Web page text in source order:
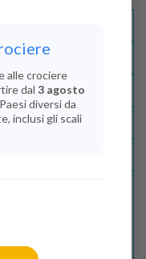
alle crociere
dal 3 agosto
diversi da
inclusi gli scali